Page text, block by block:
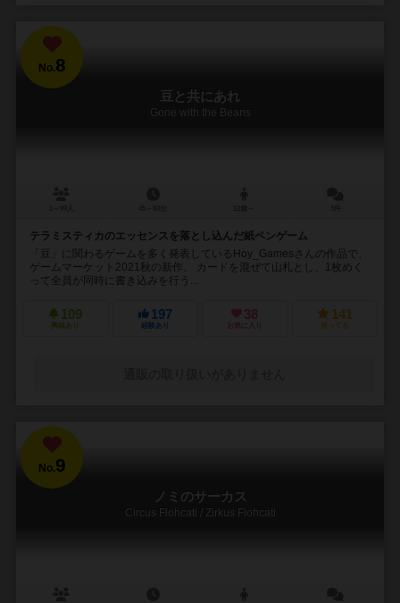
No.8
豆と共にあれ
Gone with the Beans
テラミスティカのエッセンスを落とし込んだ紙ペンゲーム
「豆」に関わるゲームを多く発表しているHoy_Gamesさんの作品で、
ゲームマーケット2021秋の新作。 カードを混ぜて山札とし、1枚めく
って全員が同時に書き込みを行う...
109
興味あり
197
経験あり
38
お気に入り
141
持ってる
No.9
ノミのサーカス
Circus Flohcati / Zirkus Flohcati